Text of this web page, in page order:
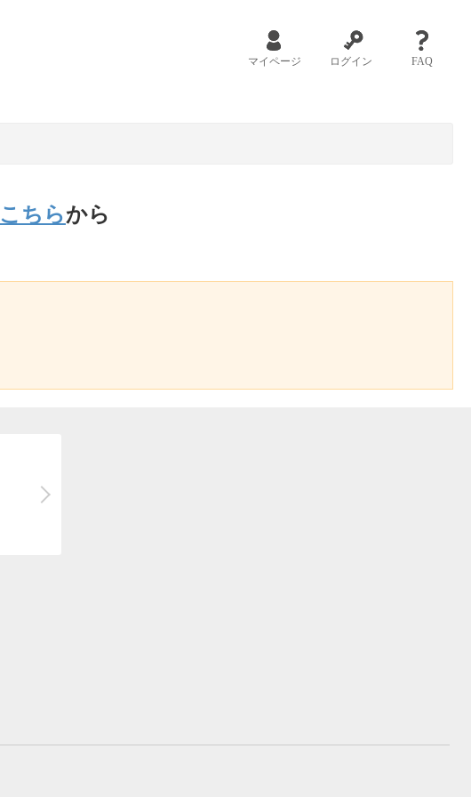
マイページ ログイン FAQ
こちらから